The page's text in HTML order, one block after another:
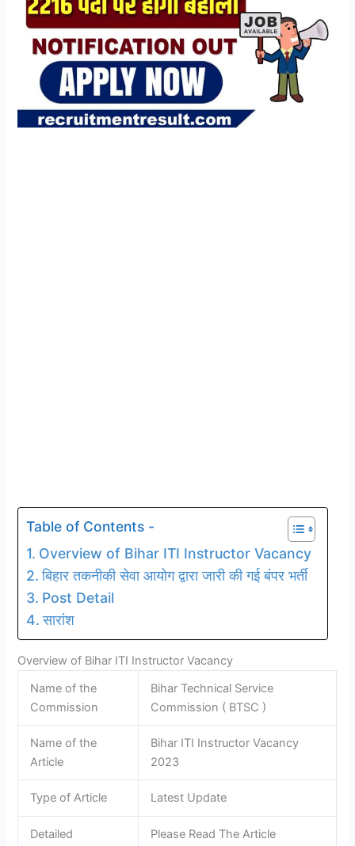
Table of Contents -
Overview of Bihar ITI Instructor Vacancy
बिहार तकनीकी सेवा आयोग द्वारा जारी की गई बंपर भर्ती
Post Detail
सारांश
Overview of Bihar ITI Instructor Vacancy
Name of the
Commission
Bihar Technical Service
Commission ( BTSC )
Name of the
Article
Bihar ITI Instructor Vacancy
2023
Type of Article Latest Update
Detailed Please Read The Article